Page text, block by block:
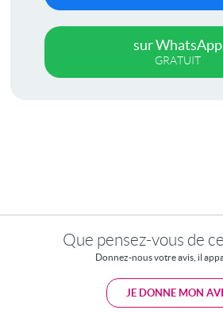
sur WhatsApp
GRATUIT
Que pensez-vous de
Donnez-nous votre avis, il
JE DONNE MON